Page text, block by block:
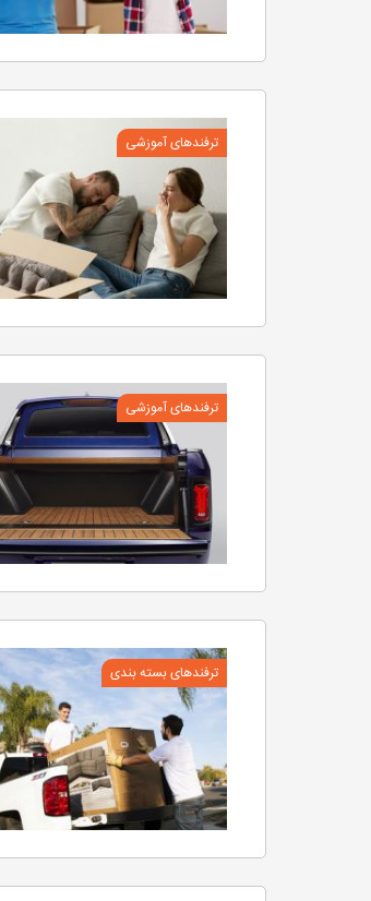
ترفندهای آموزشی
ترفندهای آموزشی
ترفندهای بسته بندی